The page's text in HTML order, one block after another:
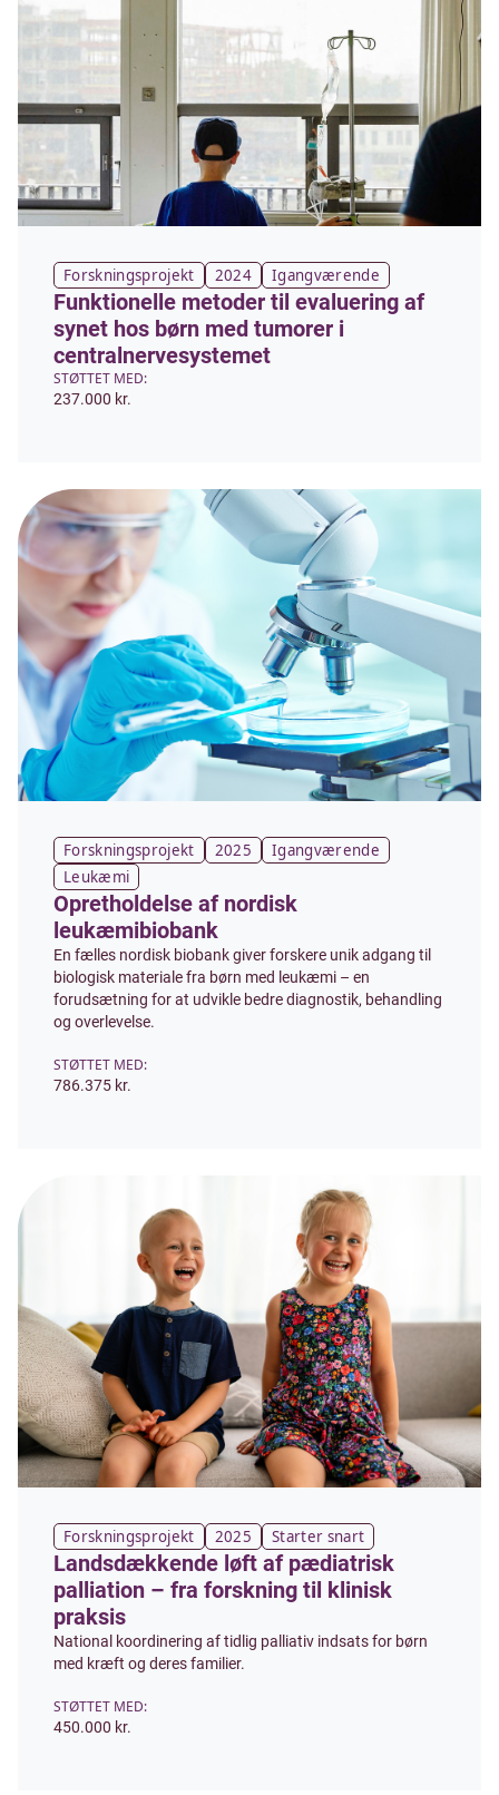
Forskningsprojekt 2024 Igangværende
Funktionelle metoder til evaluering af
synet hos børn med tumorer i
centralnervesystemet
STØTTET MED:
237.000 kr.
Forskningsprojekt 2025
Igangværende
Leukæmi
Opretholdelse af nordisk
leukæmibiobank
En fælles nordisk biobank giver forskere unik adgang til
biologisk materiale fra børn med leukæmi – en
forudsætning for at udvikle bedre diagnostik, behandling
og overlevelse.
STØTTET MED:
786.375 kr.
Forskningsprojekt 2025 Starter snart
Landsdækkende løft af pædiatrisk
palliation – fra forskning til klinisk
praksis
National koordinering af tidlig palliativ indsats for børn
med kræft og deres familier.
STØTTET MED:
450.000 kr.